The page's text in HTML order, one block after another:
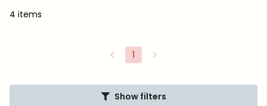
4 items
1
Show filters